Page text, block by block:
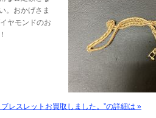
。おかげさま
ヤモンドのお
レスレットお買取しました。”の詳細は »